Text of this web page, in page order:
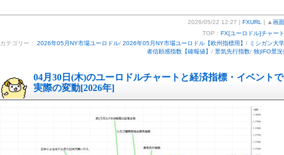
2026/05/22 12:27 | FXURL | ▲ 画
TOP： FX[ユーロドル]チャー
カテゴリー： 2026年05月NY市場ユーロドル/ 2026年05月NY市場ユーロドル【欧州指標用】 / ミシガン大
者信頼感指数【確報値】 / 景気先行指数/ 独)IFO景況
04月30日(木)のユーロドルチャートと経済指標・イベント
実際の変動[2026年]